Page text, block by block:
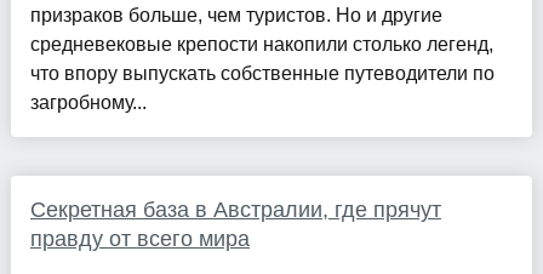
призраков больше, чем туристов. Но и другие
средневековые крепости накопили столько легенд,
что впору выпускать собственные путеводители по
загробному...
Секретная база в Австралии, где прячут
правду от всего мира